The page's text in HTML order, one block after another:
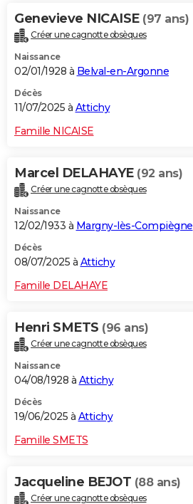
Genevieve NICAISE (97 ans)
Créer une cagnotte obsèques
Naissance
02/01/1928 à Belval-en-Argonne
Décès
11/07/2025 à Attichy
Famille NICAISE
Marcel DELAHAYE (92 ans)
Créer une cagnotte obsèques
Naissance
12/02/1933 à Margny-lès-Compiègne
Décès
08/07/2025 à Attichy
Famille DELAHAYE
Henri SMETS (96 ans)
Créer une cagnotte obsèques
Naissance
04/08/1928 à Attichy
Décès
19/06/2025 à Attichy
Famille SMETS
Jacqueline BEJOT (88 ans)
Créer une cagnotte obsèques